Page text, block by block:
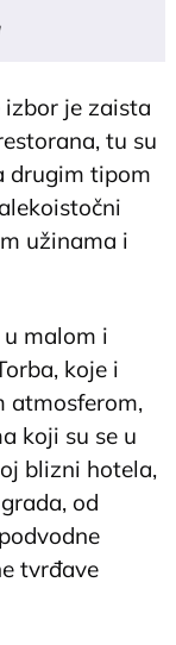
izbor je zaista
tu su
drugim tipom
užinama i
malom i
koje i
atmosferom,
koji su se u
blizni hotela,
od
tvrđave